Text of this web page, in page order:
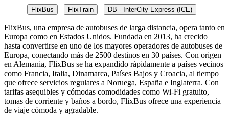
FlixBus FlixTrain DB - InterCity Express (ICE)
FlixBus, una empresa de autobuses de larga distancia, opera tanto en
Europa como en Estados Unidos. Fundada en 2013, ha crecido
hasta convertirse en uno de los mayores operadores de autobuses de
Europa, conectando más de 2500 destinos en 30 países. Con origen
en Alemania, FlixBus se ha expandido rápidamente a países vecinos
como Francia, Italia, Dinamarca, Países Bajos y Croacia, al tiempo
que ofrece servicios regulares a Noruega, España e Inglaterra. Con
tarifas asequibles y cómodas comodidades como Wi-Fi gratuito,
tomas de corriente y baños a bordo, FlixBus ofrece una experiencia
de viaje cómoda y agradable.